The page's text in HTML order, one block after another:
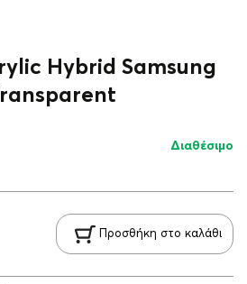
Hybrid Samsung
Διαθέσιμο
Προσθήκη στο καλάθι